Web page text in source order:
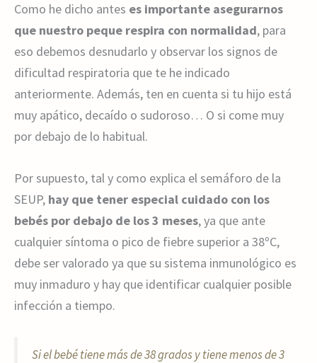
Como he dicho antes es importante asegurarnos
que nuestro peque respira con normalidad, para
eso debemos desnudarlo y observar los signos de
dificultad respiratoria que te he indicado
anteriormente. Además, ten en cuenta si tu hijo está
muy apático, decaído o sudoroso… O si come muy
por debajo de lo habitual.
Por supuesto, tal y como explica el semáforo de la
SEUP, hay que tener especial cuidado con los
bebés por debajo de los 3 meses, ya que ante
cualquier síntoma o pico de fiebre superior a 38ºC,
debe ser valorado ya que su sistema inmunológico es
muy inmaduro y hay que identificar cualquier posible
infección a tiempo.
Si el bebé tiene más de 38 grados y tiene menos de 3